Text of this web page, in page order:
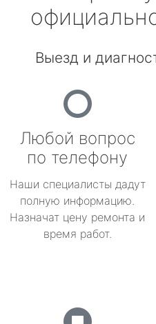
Выезд и
Любой вопрос
по телефону
Наши специалисты дадут
полную информацию.
Назначат цену ремонта и
время работ.